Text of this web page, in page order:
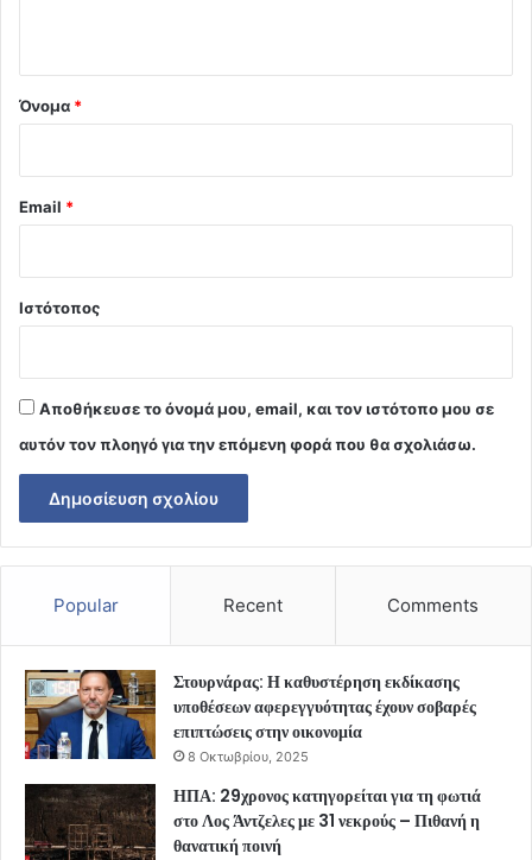
Όνομα *
Email *
Ιστότοπος
Αποθήκευσε το όνομά μου, email, και τον ιστότοπο μου σε
αυτόν τον πλοηγό για την επόμενη φορά που θα σχολιάσω.
Popular Recent Comments
Στουρνάρας: Η καθυστέρηση εκδίκασης
υποθέσεων αφερεγγυότητας έχουν σοβαρές
επιπτώσεις στην οικονομία
8 Οκτωβρίου, 2025
ΗΠΑ: 29χρονος κατηγορείται για τη φωτιά
στο Λος Άντζελες με 31 νεκρούς – Πιθανή η
θανατική ποινή